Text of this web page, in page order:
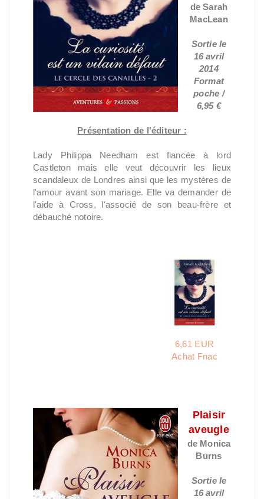
de Sarah
MacLean
Sortie le
16 avril
2014
Format
poche /
6,95 €
Présentation de l'éditeur :
Lady Philippa Needham est fiancée à lord
Castleton mais elle veut découvrir les lieux
scandaleux de Londres ainsi que les mystères de
l'amour avant son mariage. Elle va demander de
l'aide à Cross, l'associé de son beau-frère et
débauché notoire.
6,61 EUR
Achat Fnac
Plaisir
aveugle
de Monica
Burns
Sortie le
16 avril